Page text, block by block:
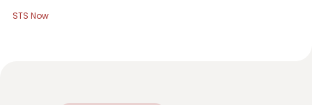
STS Now